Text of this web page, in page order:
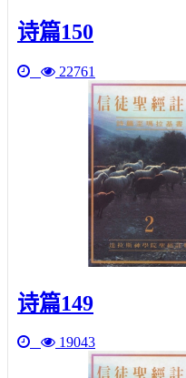
诗篇150
22761
诗篇149
19043